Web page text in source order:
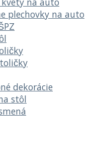
plechovky na auto
dekorácie
stôl